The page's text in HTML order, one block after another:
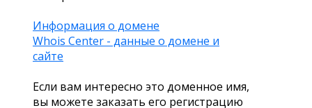
Информация о домене
Whois Center - данные о домене и
сайте
Если вам интересно это доменное имя,
вы можете заказать его регистрацию